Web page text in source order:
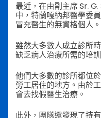
最近，在由副主席 Sr.
中，特蘭嘎納邦醫學委
冒充醫生的無資格個人。
雖然大多數人成立診所
缺乏病人治療所需的培訓
他們大多數的診所都位
勞工居住的地方。由於
會去找假醫生治療。
此外，團隊還發現了持